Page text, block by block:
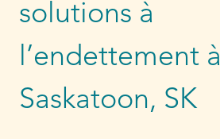
solutions à
l’endettement à
Saskatoon, SK